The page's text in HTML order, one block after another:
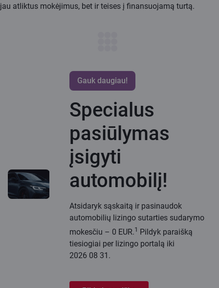
jau atliktus mokėjimus, bet ir teises į finansuojamą turtą.
Gauk daugiau!
Specialus
pasiūlymas
įsigyti
automobilį!
Atsidaryk sąskaitą ir pasinaudok
automobilių lizingo sutarties sudarymo
mokesčiu – 0 EUR.1 Pildyk paraišką
tiesiogiai per lizingo portalą iki
2026 08 31.